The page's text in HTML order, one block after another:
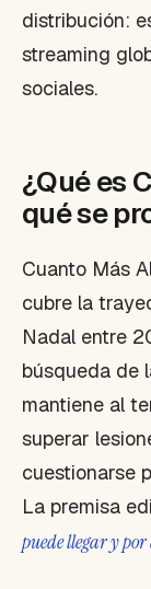
distribución:
streaming
sociales.
¿Qué es
qué se
Cuanto Más
cubre la
Nadal entre
búsqueda de
mantiene al
superar
cuestionarse
La premisa
puede llegar y